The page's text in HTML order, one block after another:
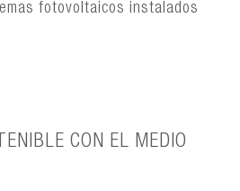
fotovoltaicos instalados
CON EL MEDIO